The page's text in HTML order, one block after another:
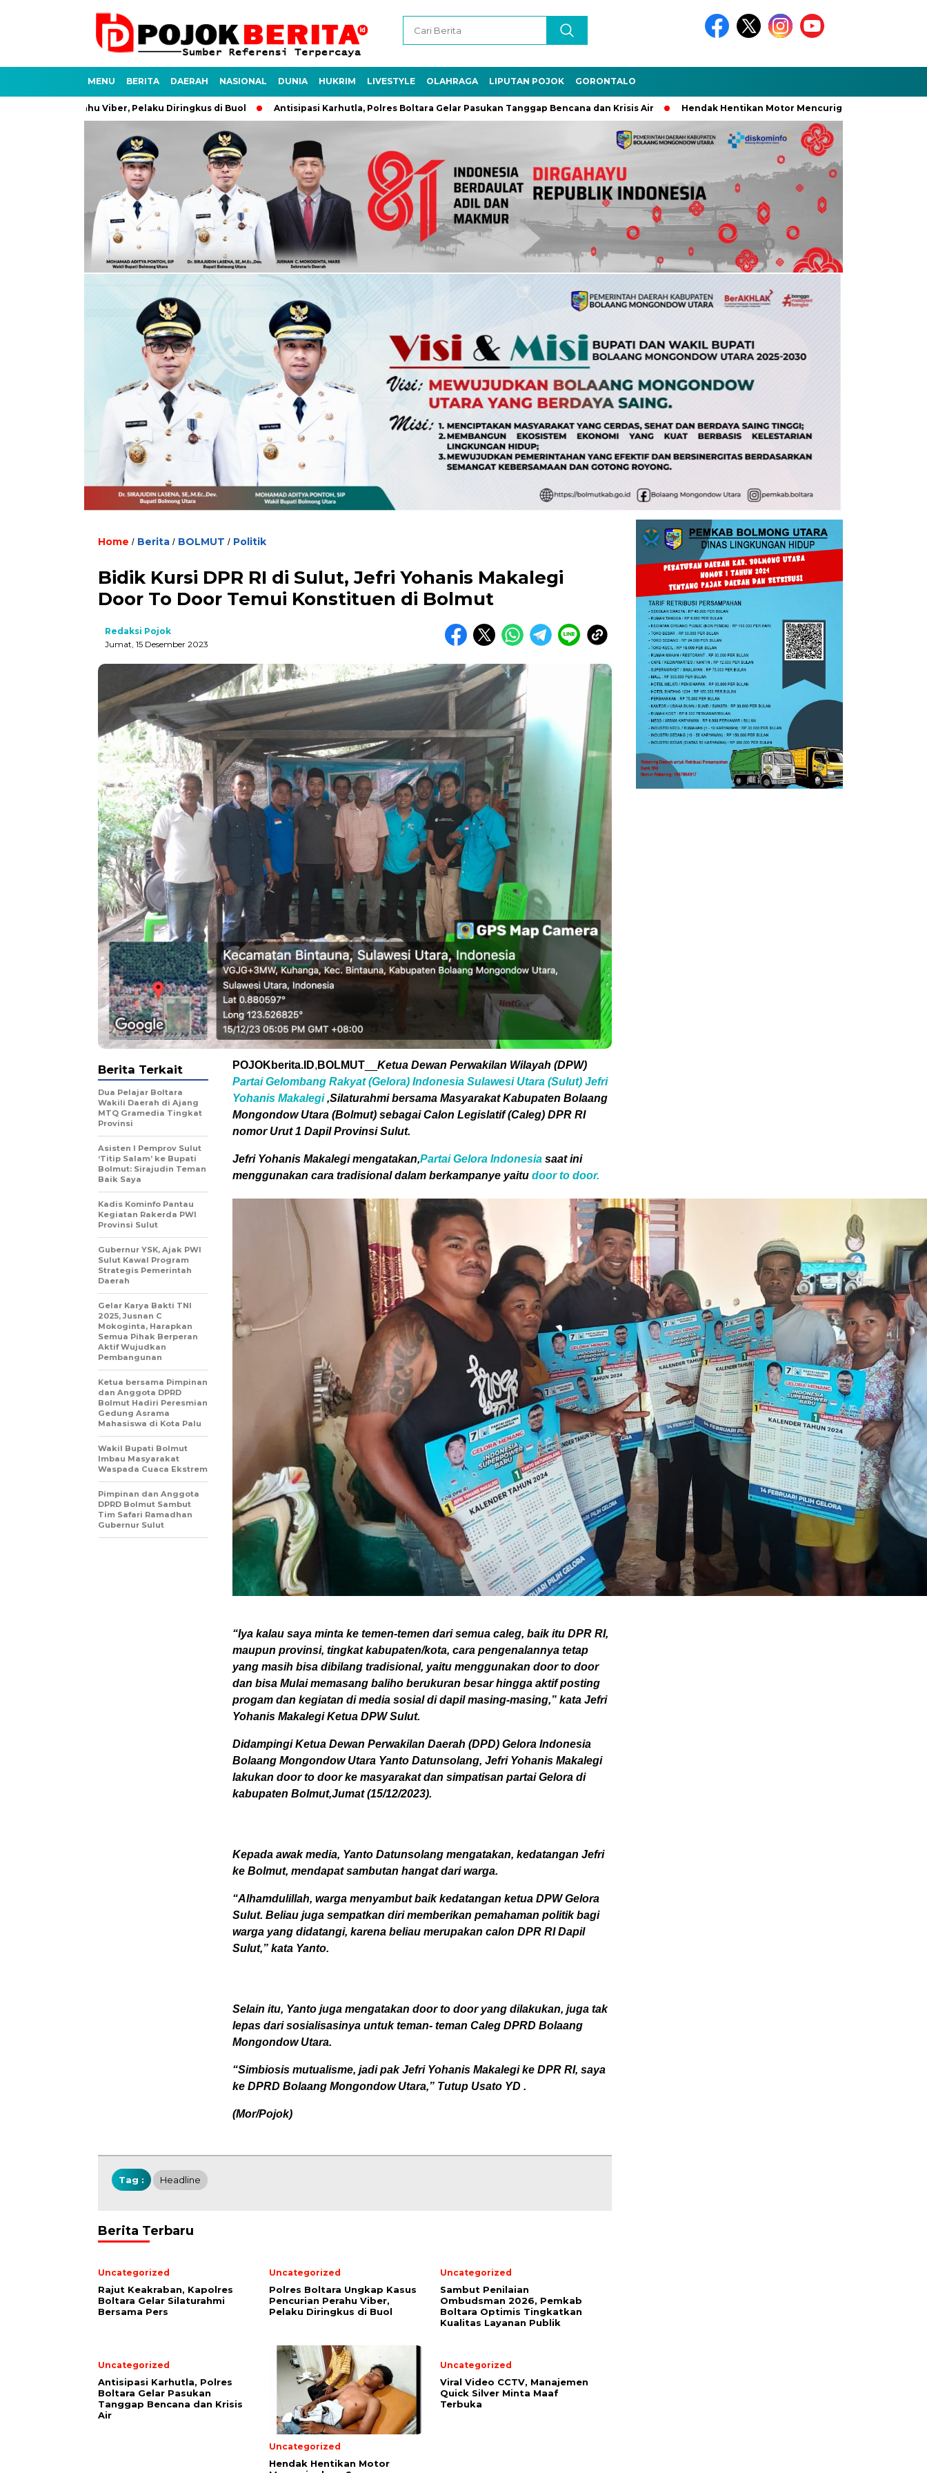
MENU BERITA DAERAH NASIONAL DUNIA HUKRIM LIVESTYLE OLAHRAGA LIPUTAN POJOK GORONTALO
Perahu Viber, Pelaku Diringkus di Buol Antisipasi Karhutla, Polres Boltara Gelar Pasukan Tanggap Bencana dan Krisis Air Hendak Hentikan Motor Mencurigakan, Seorang Pemuda
Home / Berita / BOLMUT / Politik
Bidik Kursi DPR RI di Sulut, Jefri Yohanis Makalegi
Door To Door Temui Konstituen di Bolmut
Redaksi Pojok
Jumat, 15 Desember 2023
POJOKberita.ID, BOLMUT
Ketua Dewan Perwakilan Wilayah (DPW)
Partai Gelombang Rakyat (Gelora) Indonesia Sulawesi Utara (Sulut) Jefri
Yohanis Makalegi,Silaturahmi bersama Masyarakat Kabupaten Bolaang
Mongondow Utara (Bolmut) sebagai Calon Legislatif (Caleg) DPR RI
nomor Urut 1 Dapil Provinsi Sulut.
Jefri Yohanis Makalegi mengatakan,Partai Gelora Indonesia saat ini
menggunakan cara tradisional dalam berkampanye yaitu door to door.
“Iya kalau saya minta ke temen-temen dari semua caleg, baik itu DPR RI,
maupun provinsi, tingkat kabupaten/kota, cara pengenalannya tetap
yang masih bisa dibilang tradisional, yaitu menggunakan door to door
dan bisa Mulai memasang baliho berukuran besar hingga aktif posting
progam dan kegiatan di media sosial di dapil masing-masing,” kata Jefri
Yohanis Makalegi Ketua DPW Sulut.
Didampingi Ketua Dewan Perwakilan Daerah (DPD) Gelora Indonesia
Bolaang Mongondow Utara Yanto Datunsolang, Jefri Yohanis Makalegi
lakukan door to door ke masyarakat dan simpatisan partai Gelora di
kabupaten Bolmut,Jumat (15/12/2023).
Kepada awak media, Yanto Datunsolang mengatakan, kedatangan Jefri
ke Bolmut, mendapat sambutan hangat dari warga.
“Alhamdulillah, warga menyambut baik kedatangan ketua DPW Gelora
Sulut. Beliau juga sempatkan diri memberikan pemahaman politik bagi
warga yang didatangi, karena beliau merupakan calon DPR RI Dapil
Sulut,” kata Yanto.
Selain itu, Yanto juga mengatakan door to door yang dilakukan, juga tak
lepas dari sosialisasinya untuk teman- teman Caleg DPRD Bolaang
Mongondow Utara.
“Simbiosis mutualisme, jadi pak Jefri Yohanis Makalegi ke DPR RI, saya
ke DPRD Bolaang Mongondow Utara,” Tutup Usato YD .
(Mor/Pojok)
Berita Terkait
Dua Pelajar Boltara
Wakili Daerah di Ajang
MTQ Gramedia Tingkat
Provinsi
Asisten I Pemprov Sulut
‘Titip Salam’ ke Bupati
Bolmut: Sirajudin Teman
Baik Saya
Kadis Kominfo Pantau
Kegiatan Rakerda PWI
Provinsi Sulut
Gubernur YSK, Ajak PWI
Sulut Kawal Program
Strategis Pemerintah
Daerah
Gelar Karya Bakti TNI
2025, Jusnan C
Mokoginta, Harapkan
Semua Pihak Berperan
Aktif Wujudkan
Pembangunan
Ketua bersama Pimpinan
dan Anggota DPRD
Bolmut Hadiri Peresmian
Gedung Asrama
Mahasiswa di Kota Palu
Wakil Bupati Bolmut
Imbau Masyarakat
Waspada Cuaca Ekstrem
Pimpinan dan Anggota
DPRD Bolmut Sambut
Tim Safari Ramadhan
Gubernur Sulut
Tag : Headline
Berita Terbaru
Uncategorized
Rajut Keakraban, Kapolres
Boltara Gelar Silaturahmi
Bersama Pers
Uncategorized
Polres Boltara Ungkap Kasus
Pencurian Perahu Viber,
Pelaku Diringkus di Buol
Uncategorized
Sambut Penilaian
Ombudsman 2026, Pemkab
Boltara Optimis Tingkatkan
Kualitas Layanan Publik
Uncategorized
Antisipasi Karhutla, Polres
Boltara Gelar Pasukan
Tanggap Bencana dan Krisis
Air
Uncategorized
Hendak Hentikan Motor
Uncategorized
Viral Video CCTV, Manajemen
Quick Silver Minta Maaf
Terbuka